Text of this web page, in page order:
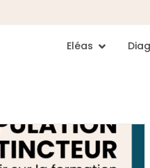
Eléas